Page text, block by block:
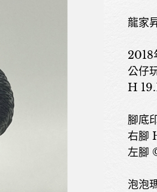
龍家
2018
公仔
H
腳底
右腳
左腳
泡泡